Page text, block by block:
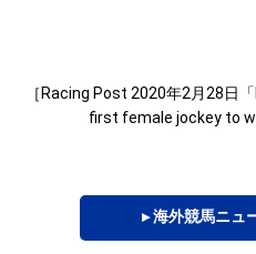
［Racing Post 2020年2月28日
first female jockey to
▸ 海外競馬ニュ